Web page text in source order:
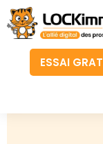
ESSAI